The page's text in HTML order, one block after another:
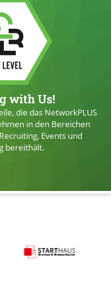
with Us!
die das NetworkPLUS
in den Bereichen
Events und
bereithält.